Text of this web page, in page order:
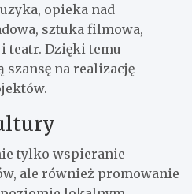
opieka nad
sztuka filmowa,
teatr. Dzięki temu
na realizację
tylko wspieranie
ale również promowanie